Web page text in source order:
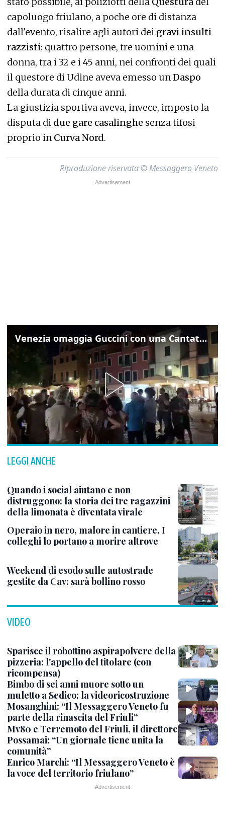
capoluogo friulano, a poche ore di distanza
dall'evento, risalire agli autori dei gravi insulti
razzisti: quattro persone, tre uomini e una
donna, tra i 32 e i 45 anni, nei confronti dei quali
il questore di Udine aveva emesso unDaspo
della durata di cinque anni.
La giustizia sportiva aveva, invece, imposto la
disputa di due gare casalinghe senza tifosi
proprio in Curva Nord.
Riproduzione riservata © Messaggero Veneto
Venezia omaggia Guccini con una Cantata Anarchica in campo Santa Margherita
LEGGI ANCHE
Quando i social aiutano e non
distruggono: la storia dei tre ragazzini
della limonata è diventata virale
Operaio in nero, malore in cantiere. I
colleghi lo portano a morire altrove
Weekend di esodo sulle autostrade
gestite da Cav: sarà bollino rosso
VIDEO
Sparisce il robottino aspirapolvere della
pizzeria: l'appello del titolare (con
ricompensa)
Bimbo di sei anni muore sotto un
muletto a Sedico: la videoricostruzione
Mosanghini: “Il Messaggero Veneto fu
parte della rinascita del Friuli”
Mv80 e Terremoto del Friuli, il direttore
Possamai: “Un giornale tiene unita la
comunità”
Enrico Marchi: “Il Messaggero Veneto è
la voce del territorio friulano”